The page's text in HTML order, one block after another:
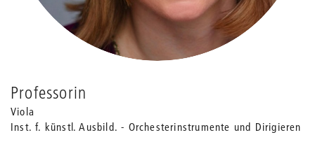
Professorin
Viola
Inst. f. künstl. Ausbild. - Orchesterinstrumente und Dirigieren